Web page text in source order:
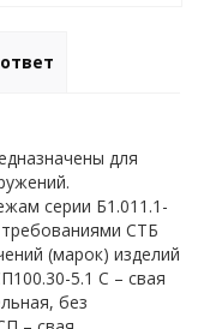
для
серии Б1.011.1-
требованиями СТБ
(марок) изделий
5.1 С – свая
без